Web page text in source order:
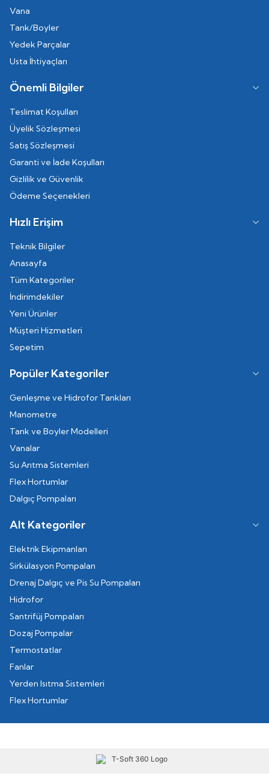
Vana
Tank/Boyler
Yedek Parçalar
Usta İhtiyaçları
Önemli Bilgiler
Teslimat Koşulları
Üyelik Sözleşmesi
Satış Sözleşmesi
Garanti ve İade Koşulları
Gizlilik ve Güvenlik
Ödeme Seçenekleri
Hızlı Erişim
Teknik Bilgiler
Anasayfa
Tüm Kategoriler
İndirimdekiler
Yeni Ürünler
Müşteri Hizmetleri
Sepetim
Popüler Kategoriler
Genleşme ve Hidrofor Tankları
Manometre
Tank ve Boyler Modelleri
Vanalar
Su Arıtma Sistemleri
Flex Hortumlar
Dalgıç Pompaları
Alt Kategoriler
Elektrik Ekipmanları
Sirkülasyon Pompaları
Drenaj Dalgıç ve Pis Su Pompaları
Hidrofor
Santrifüj Pompaları
Dozaj Pompalar
Termostatlar
Fanlar
Yerden Isıtma Sistemleri
Flex Hortumlar